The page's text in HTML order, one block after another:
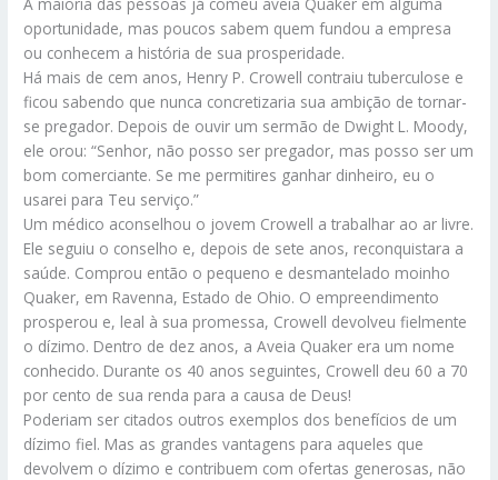
oportunidade, mas poucos sabem quem fundou a empresa
ou conhecem a história de sua prosperidade.
Há mais de cem anos, Henry P. Crowell contraiu tuberculose e
ficou sabendo que nunca concretizaria sua ambição de tornar-
se pregador. Depois de ouvir um sermão de Dwight L. Moody,
ele orou: “Senhor, não posso ser pregador, mas posso ser um
bom comerciante. Se me permitires ganhar dinheiro, eu o
usarei para Teu serviço.”
Um médico aconselhou o jovem Crowell a trabalhar ao ar livre.
Ele seguiu o conselho e, depois de sete anos, reconquistara a
saúde. Comprou então o pequeno e desmantelado moinho
Quaker, em Ravenna, Estado de Ohio. O empreendimento
prosperou e, leal à sua promessa, Crowell devolveu fielmente
o dízimo. Dentro de dez anos, a Aveia Quaker era um nome
conhecido. Durante os 40 anos seguintes, Crowell deu 60 a 70
por cento de sua renda para a causa de Deus!
Poderiam ser citados outros exemplos dos benefícios de um
dízimo fiel. Mas as grandes vantagens para aqueles que
devolvem o dízimo e contribuem com ofertas generosas, não